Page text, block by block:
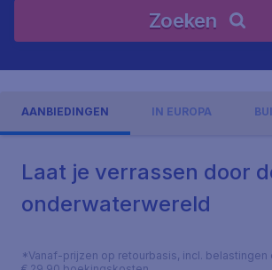
Zoeken
AANBIEDINGEN IN EUROPA
Laat je verrassen door
onderwaterwereld
*Vanaf-prijzen op retourbasis, incl. belastingen